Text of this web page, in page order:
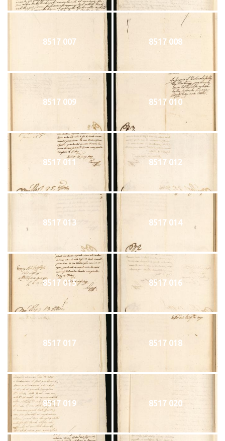
8517 007 8517 008
8517 009 8517 010
8517 011 8517 012
8517 013 8517 014
8517 015 8517 016
8517 017 8517 018
8517 019 8517 020